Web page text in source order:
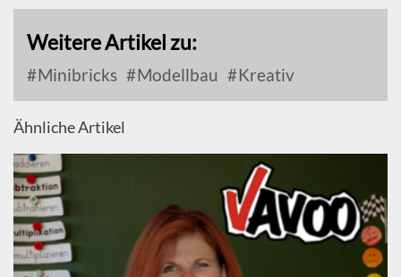
Weitere Artikel zu:
Minibricks Modellbau Kreativ
Ähnliche Artikel